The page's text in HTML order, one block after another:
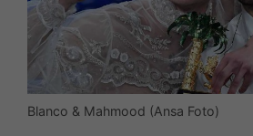
Blanco & Mahmood (Ansa Foto)